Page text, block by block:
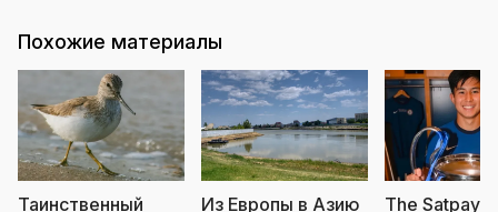
Похожие материалы
Таинственный
Из Европы в Азию
The